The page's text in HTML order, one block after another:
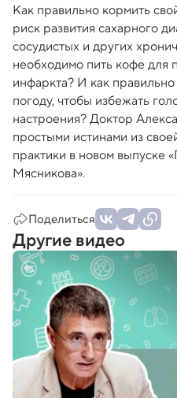
Как правильно кормить
риск развития сахарного
сосудистых и других
необходимо пить кофе для
инфаркта? И как
погоду, чтобы избежать
настроения? Доктор
простыми истинами из
практики в новом выпуске
Мясникова».
Поделиться
Другие видео